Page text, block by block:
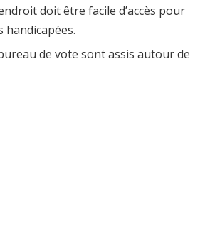
doit être facile d’accès pour
handicapées.
de vote sont assis autour de